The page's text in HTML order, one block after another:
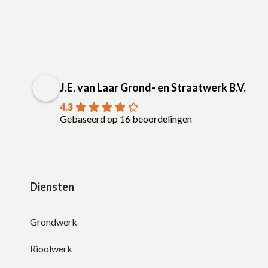
J.E. van Laar Grond- en Straatwerk B.V.
4.3
Gebaseerd op 16 beoordelingen
Diensten
Grondwerk
Rioolwerk